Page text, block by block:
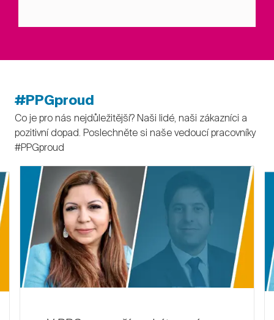
#PPGproud
Co je pro nás nejdůležitější? Naši lidé, naši zákazníci a
pozitivní dopad. Poslechněte si naše vedoucí pracovníky
#PPGproud